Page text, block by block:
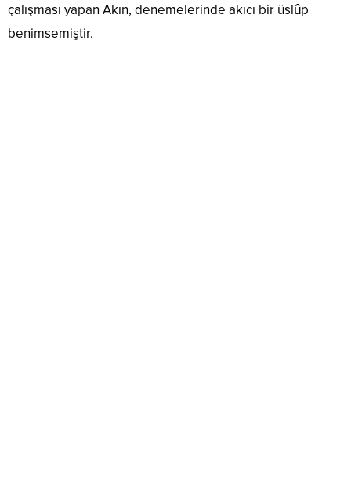
çalışması yapan Akın, denemelerinde akıcı bir üslûp
benimsemiştir.